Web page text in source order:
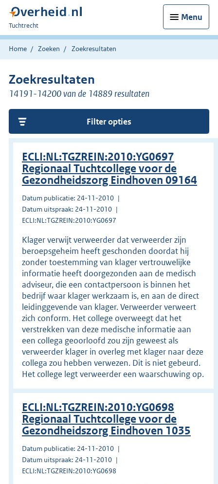
Menu
U
bent
hier:
Tuchtrecht
Home Zoeken Zoekresultaten
Zoekresultaten
14191-14200 van de 14889 resultaten
Filter opties
ECLI:NL:TGZREIN:2010:YG0697
Regionaal Tuchtcollege voor de
Gezondheidszorg Eindhoven 09164
Datum publicatie: 24-11-2010
Datum uitspraak: 24-11-2010
ECLI:NL:TGZREIN:2010:YG0697
Klager verwijt verweerder dat verweerder zijn
beroepsgeheim heeft geschonden doordat hij
zonder toestemming van klager vertrouwelijke
informatie heeft doorgezonden aan de medisch
adviseur, die een contactpersoon is binnen het
bedrijf waar klager werkzaam is, en aan de direct
leidinggevende van klager. Verweerder verweert
zich conform. Het college overweegt dat het
verstrekken van deze medische informatie aan
een collega geoorloofd zou zijn geweest als
verweerder klager in overleg met klager naar deze
collega zou hebben verwezen. Dit is niet gebeurd.
Het college legt verweerder een waarschuwing op.
ECLI:NL:TGZREIN:2010:YG0698
Regionaal Tuchtcollege voor de
Gezondheidszorg Eindhoven 1035
Datum publicatie: 24-11-2010
Datum uitspraak: 24-11-2010
ECLI:NL:TGZREIN:2010:YG0698